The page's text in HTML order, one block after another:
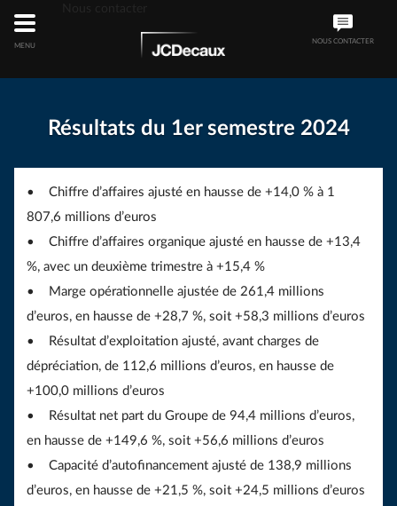
MENU
NOUS CONTACTER
Résultats du 1er semestre 2024
• Chiffre d’affaires ajusté en hausse de +14,0 % à 1
807,6 millions d’euros
• Chiffre d’affaires organique ajusté en hausse de +13,4
%, avec un deuxième trimestre à +15,4 %
• Marge opérationnelle ajustée de 261,4 millions
d’euros, en hausse de +28,7 %, soit +58,3 millions d’euros
• Résultat d’exploitation ajusté, avant charges de
dépréciation, de 112,6 millions d’euros, en hausse de
+100,0 millions d’euros
• Résultat net part du Groupe de 94,4 millions d’euros,
en hausse de +149,6 %, soit +56,6 millions d’euros
• Capacité d’autofinancement ajusté de 138,9 millions
d’euros, en hausse de +21,5 %, soit +24,5 millions d’euros